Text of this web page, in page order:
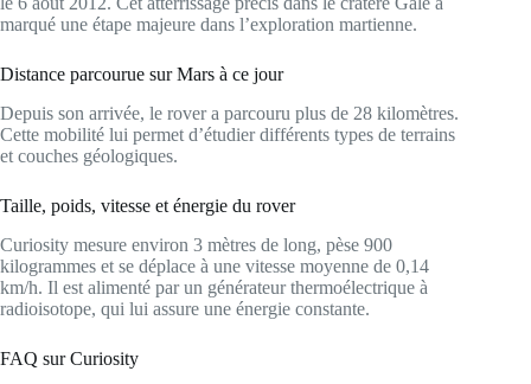
marqué une étape majeure dans l’exploration martienne.
Distance parcourue sur Mars à ce jour
Depuis son arrivée, le rover a parcouru plus de 28 kilomètres.
Cette mobilité lui permet d’étudier différents types de terrains
et couches géologiques.
Taille, poids, vitesse et énergie du rover
Curiosity mesure environ 3 mètres de long, pèse 900
kilogrammes et se déplace à une vitesse moyenne de 0,14
km/h. Il est alimenté par un générateur thermoélectrique à
radioisotope, qui lui assure une énergie constante.
FAQ sur Curiosity